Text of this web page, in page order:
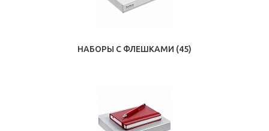
НАБОРЫ С ФЛЕШКАМИ (45)